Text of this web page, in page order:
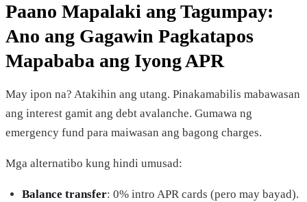
Paano Mapalaki ang Tagumpay:
Ano ang Gagawin Pagkatapos
Mapababa ang Iyong APR
May ipon na? Atakihin ang utang. Pinakamabilis mabawasan
ang interest gamit ang debt avalanche. Gumawa ng
emergency fund para maiwasan ang bagong charges.
Mga alternatibo kung hindi umusad:
Balance transfer: 0% intro APR cards (pero may bayad).